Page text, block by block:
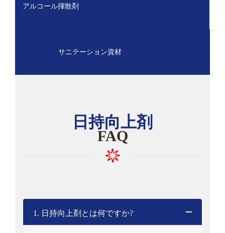
アルコール揮散剤
サニテーション資材
日持向上剤
FAQ
1. 日持向上剤とは何ですか?